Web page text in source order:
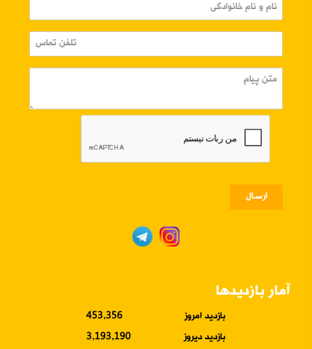
ارسـال
آمار بازدیدها
بازدید امروز
453,356
بازدید دیروز
3,193,190